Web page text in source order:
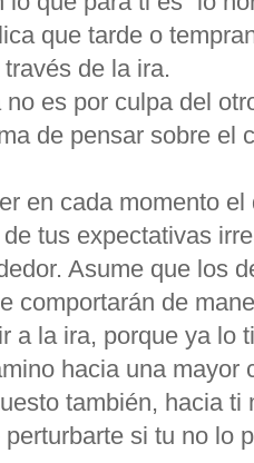
que tarde o
de la ira.
no es por culpa del
de pensar sobre el
en cada momento
tus expectativas
Asume que los
comportarán de
a la ira, porque ya lo
hacia una mayor
también, hacia ti
si tu no lo